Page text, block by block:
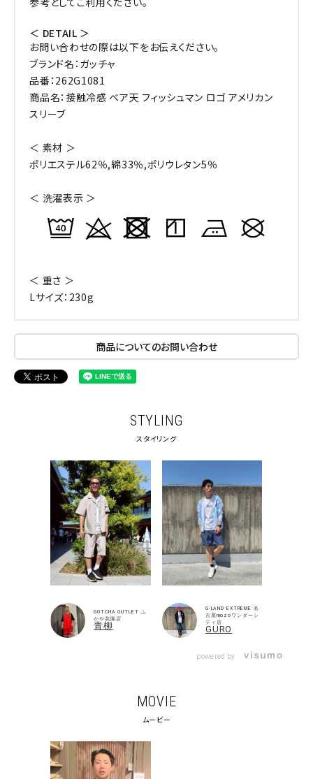
＜ DETAIL ＞
お問い合わせの際は以下をお伝えください。
ブランド名：ガッチャ
品番：262G1081
商品名：接触冷感 ベア天 フィッシュマン ロゴ アメリカン
スリーブ
＜ 素材 ＞
ポリエステル62％,綿33％,ポリウレタン5％
＜ 洗濯表示 ＞
＜ 重さ ＞
Lサイズ：230g
商品についてのお問い合わせ
STYLING
スタイリング
GOTCHA OUTLET ふ
かや花園店
青柳
G-LAND EXTREME 名
古屋mozoワンダーシ
ティ店
GURO
powered by
MOVIE
ムービー